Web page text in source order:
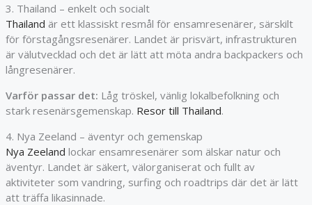
3. Thailand – enkelt och socialt
Thailand är ett klassiskt resmål för ensamresenärer, särskilt
för förstagångsresenärer. Landet är prisvärt, infrastrukturen
är välutvecklad och det är lätt att möta andra backpackers och
långresenärer.
Varför passar det: Låg tröskel, vänlig lokalbefolkning och
stark resenärsgemenskap. Resor till Thailand.
4. Nya Zeeland – äventyr och gemenskap
Nya Zeeland lockar ensamresenärer som älskar natur och
äventyr. Landet är säkert, välorganiserat och fullt av
aktiviteter som vandring, surfing och roadtrips där det är lätt
att träffa likasinnade.